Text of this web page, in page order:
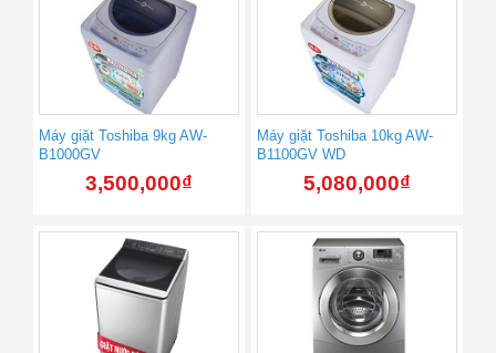
Máy giặt Toshiba 9kg AW-
B1000GV
3,500,000₫
Máy giặt Toshiba 10kg AW-
B1100GV WD
5,080,000₫